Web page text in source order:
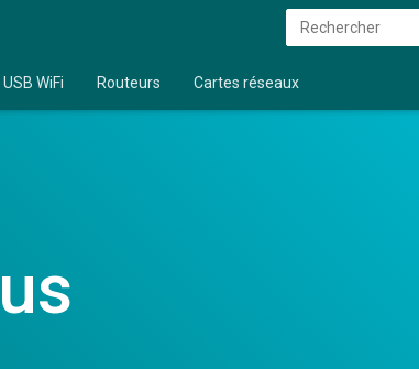
Rechercher
WiFi Routeurs Cartes réseaux